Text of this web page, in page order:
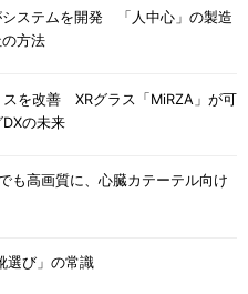
システムを開発 「人中心」の製造
方法
スを改善 XRグラス「MiRZA」が可
の未来
も高画質に、心臓カテーテル向け
選び」の常識